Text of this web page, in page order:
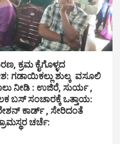
ಕ್ರಮ ಕೈಗೊಳ್ಳದ
ಗಡಾಯಿಕಲ್ಲು ಶುಲ್ಕ ವಸೂಲಿ
ನೀಡಿ : ಉಜಿರೆ, ಸುರ್ಯ ,
ಬಸ್ ಸಂಚಾರಕ್ಕೆ ಒತ್ತಾಯ:
ಕಾರ್ಡ್ , ಸೇರಿದಂತೆ
ಚರ್ಚೆ: